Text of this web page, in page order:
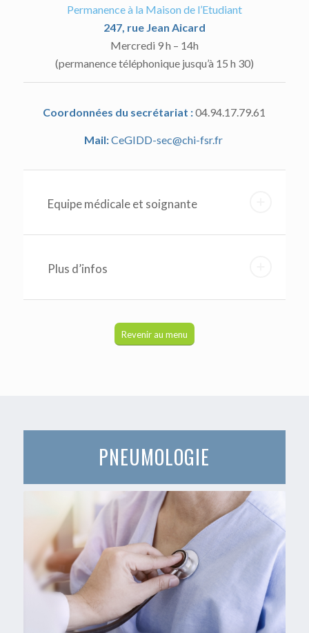
Permanence à la Maison de l’Etudiant
247, rue Jean Aicard
Mercredi 9 h – 14h
(permanence téléphonique jusqu’à 15 h 30)
Coordonnées du secrétariat :04.94.17.79.61
Mail:CeGIDD-sec@chi-fsr.fr
Equipe médicale et soignante
Plus d’infos
Revenir au menu
PNEUMOLOGIE